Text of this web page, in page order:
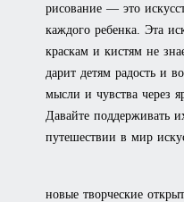
рисование — это
каждого ребенка. Эта
краскам и кистям не
дарит детям радость и
мысли и чувства через
Давайте поддерживать
путешествии в мир
новые творческие